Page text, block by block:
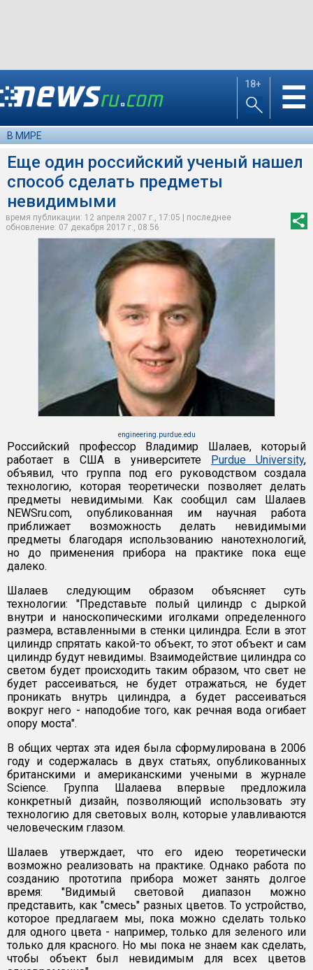
18+ ☰
В МИРЕ
Еще один российский ученый нашел
способ сделать предметы
невидимыми
время публикации: 12 апреля 2007 г., 17:05 | последнее
обновление: 07 декабря 2017 г., 08:56
engineering.purdue.edu
Российский профессор Владимир Шалаев, который
работает в США в университете Purdue University,
объявил, что группа под его руководством создала
технологию, которая теоретически позволяет делать
предметы невидимыми. Как сообщил сам Шалаев
NEWSru.com, опубликованная им научная работа
приближает возможность делать невидимыми
предметы благодаря использованию нанотехнологий,
но до применения прибора на практике пока еще
далеко.
Шалаев следующим образом объясняет суть
технологии: "Представьте полый цилиндр с дыркой
внутри и наноскопическими иголками определенного
размера, вставленными в стенки цилиндра. Если в этот
цилиндр спрятать какой-то объект, то этот объект и сам
цилиндр будут невидимы. Взаимодействие цилиндра со
светом будет происходить таким образом, что свет не
будет рассеиваться, не будет отражаться, не будет
проникать внутрь цилиндра, а будет рассеиваться
вокруг него - наподобие того, как речная вода огибает
опору моста".
В общих чертах эта идея была сформулирована в 2006
году и содержалась в двух статьях, опубликованных
британскими и американскими учеными в журнале
Science. Группа Шалаева впервые предложила
конкретный дизайн, позволяющий использовать эту
технологию для световых волн, которые улавливаются
человеческим глазом.
Шалаев утверждает, что его идею теоретически
возможно реализовать на практике. Однако работа по
созданию прототипа прибора может занять долгое
время: "Видимый световой диапазон можно
представить, как "смесь" разных цветов. То устройство,
которое предлагаем мы, пока можно сделать только
для одного цвета - например, только для зеленого или
только для красного. Но мы пока не знаем как сделать,
чтобы объект был невидимым для всех цветов